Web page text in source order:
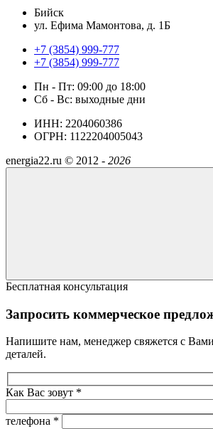
Бийск
ул. Ефима Мамонтова, д. 1Б
+7 (3854) 999-777
+7 (3854) 999-777
Пн - Пт: 09:00 до 18:00
Сб - Вс: выходные дни
ИНН: 2204060386
ОГРН: 1122204005043
energia22.ru © 2012 - 2026
Бесплатная консультация
Запросить коммерческое
Напишите нам, менеджер свяжется с
деталей.
Как Вас зовут *
телефона *